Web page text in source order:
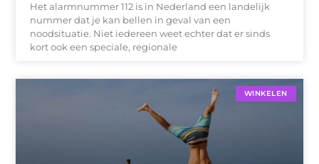
Het alarmnummer 112 is in Nederland een landelijk
nummer dat je kan bellen in geval van een
noodsituatie. Niet iedereen weet echter dat er sinds
kort ook een speciale, regionale
WINKELEN